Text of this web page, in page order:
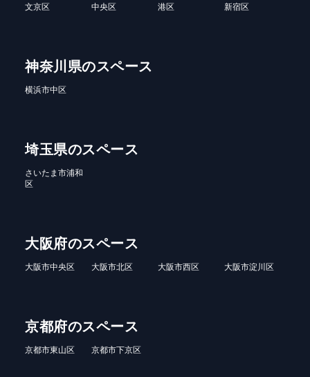
文京区 中央区 港区 新宿区
神奈川県のスペース
横浜市中区
埼玉県のスペース
さいたま市浦和
区
大阪府のスペース
大阪市中央区 大阪市北区 大阪市西区 大阪市淀川区
京都府のスペース
京都市東山区 京都市下京区